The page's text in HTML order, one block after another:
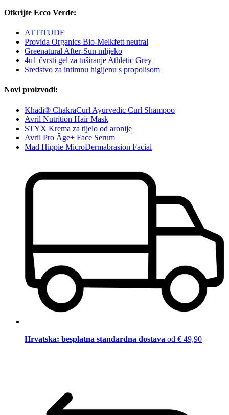
Otkrijte Ecco Verde:
ATTITUDE
Provida Organics Bio-Melkfett neutral
Greenatural After-Sun mlijeko
4u1 čvrsti gel za tuširanje Athletic Grey
Sredstvo za intimnu higijenu s propolisom
Novi proizvodi:
Khadi® ChakraCurl Ayurvedic Curl Shampoo
Avril Nutrition Hair Mask
STYX Krema za tijelo od aronije
Avril Pro Âge+ Face Serum
Mad Hippie MicroDermabrasion Facial
Hrvatska: besplatna standardna dostava od € 49,90